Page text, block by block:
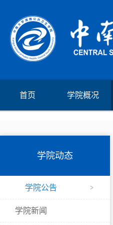
首页 学院概况
学院动态
学院公告
学院新闻